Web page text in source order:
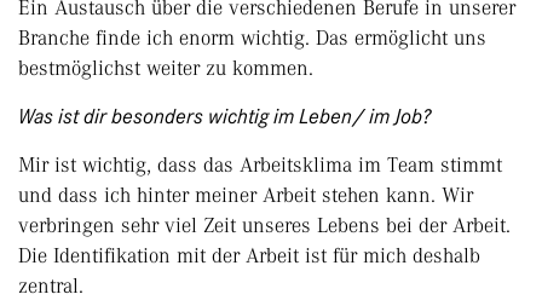
Ein Austausch über die verschiedenen Berufe in unserer
Branche finde ich enorm wichtig. Das ermöglicht uns
bestmöglichst weiter zu kommen.
Was ist dir besonders wichtig im Leben/ im Job?
Mir ist wichtig, dass das Arbeitsklima im Team stimmt
und dass ich hinter meiner Arbeit stehen kann. Wir
verbringen sehr viel Zeit unseres Lebens bei der Arbeit.
Die Identifikation mit der Arbeit ist für mich deshalb
zentral.